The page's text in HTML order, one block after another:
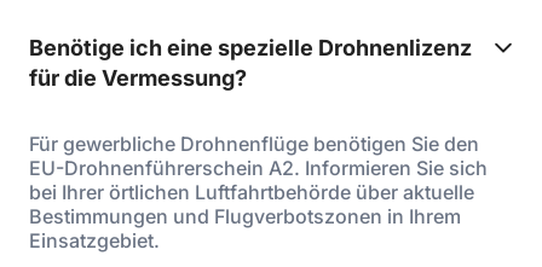
Benötige ich eine spezielle Drohnenlizenz
für die Vermessung?
Für gewerbliche Drohnenflüge benötigen Sie den
EU-Drohnenführerschein A2. Informieren Sie sich
bei Ihrer örtlichen Luftfahrtbehörde über aktuelle
Bestimmungen und Flugverbotszonen in Ihrem
Einsatzgebiet.